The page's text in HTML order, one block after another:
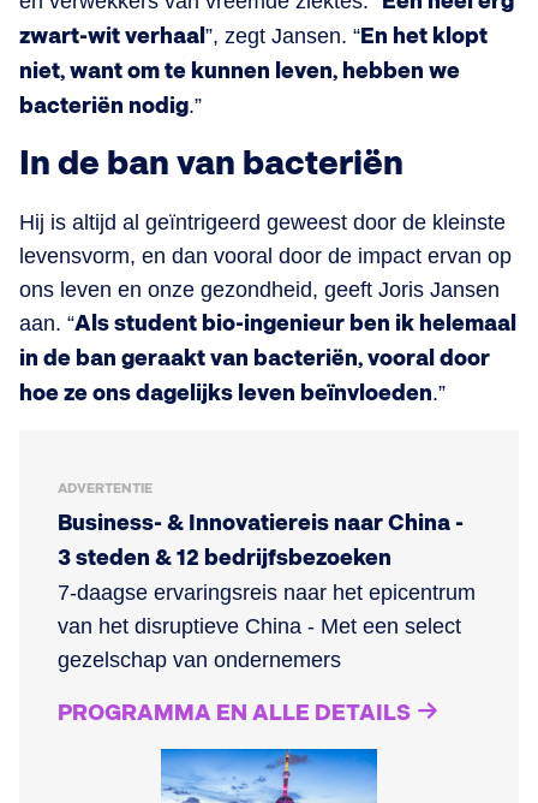
zwart-wit verhaal ”, zegt Jansen. “ En het klopt
niet, want om te kunnen leven, hebben we
bacteriën nodig.”
In de ban van bacteriën
Hij is altijd al geïntrigeerd geweest door de kleinste
levensvorm, en dan vooral door de impact ervan op
ons leven en onze gezondheid, geeft Joris Jansen
aan. “Als student bio-ingenieur ben ik helemaal
in de ban geraakt van bacteriën, vooral door
hoe ze ons dagelijks leven beïnvloeden.”
ADVERTENTIE
Business- & Innovatiereis naar China -
3 steden & 12 bedrijfsbezoeken
7-daagse ervaringsreis naar het epicentrum
van het disruptieve China - Met een select
gezelschap van ondernemers
PROGRAMMA EN ALLE DETAILS